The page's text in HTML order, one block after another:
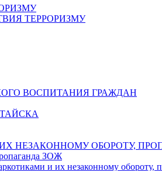
ТЕРРОРИЗМУ
ВОСПИТАНИЯ ГРАЖДАН
НЕЗАКОННОМУ ОБОРОТУ,
ЗОЖ
и их незаконному